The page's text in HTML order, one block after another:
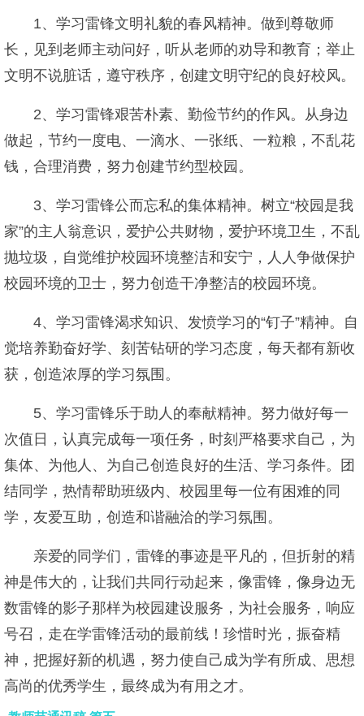
1、学习雷锋文明礼貌的春风精神。做到尊敬师
长，见到老师主动问好，听从老师的劝导和教育；举止
文明不说脏话，遵守秩序，创建文明守纪的良好校风。
2、学习雷锋艰苦朴素、勤俭节约的作风。从身边
做起，节约一度电、一滴水、一张纸、一粒粮，不乱花
钱，合理消费，努力创建节约型校园。
3、学习雷锋公而忘私的集体精神。树立“校园是我
家”的主人翁意识，爱护公共财物，爱护环境卫生，不乱
抛垃圾，自觉维护校园环境整洁和安宁，人人争做保护
校园环境的卫士，努力创造干净整洁的校园环境。
4、学习雷锋渴求知识、发愤学习的“钉子”精神。自
觉培养勤奋好学、刻苦钻研的学习态度，每天都有新收
获，创造浓厚的学习氛围。
5、学习雷锋乐于助人的奉献精神。努力做好每一
次值日，认真完成每一项任务，时刻严格要求自己，为
集体、为他人、为自己创造良好的生活、学习条件。团
结同学，热情帮助班级内、校园里每一位有困难的同
学，友爱互助，创造和谐融洽的学习氛围。
亲爱的同学们，雷锋的事迹是平凡的，但折射的精
神是伟大的，让我们共同行动起来，像雷锋，像身边无
数雷锋的影子那样为校园建设服务，为社会服务，响应
号召，走在学雷锋活动的最前线！珍惜时光，振奋精
神，把握好新的机遇，努力使自己成为学有所成、思想
高尚的优秀学生，最终成为有用之才。